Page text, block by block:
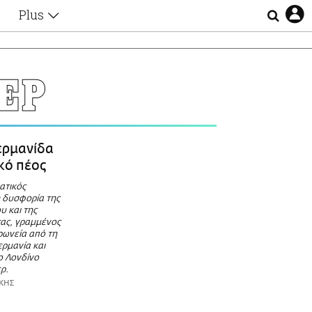
Plus
Αφιερώματα
Ζώδια
Οι Αθηναίοι
Απώλειες
Lgbtqi+
Επιλογές
πέος
δυσφορία της
και της
γραμμένος
από τη
και
Λονδίνο